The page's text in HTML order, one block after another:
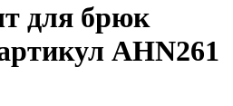
для брюк
AHN261